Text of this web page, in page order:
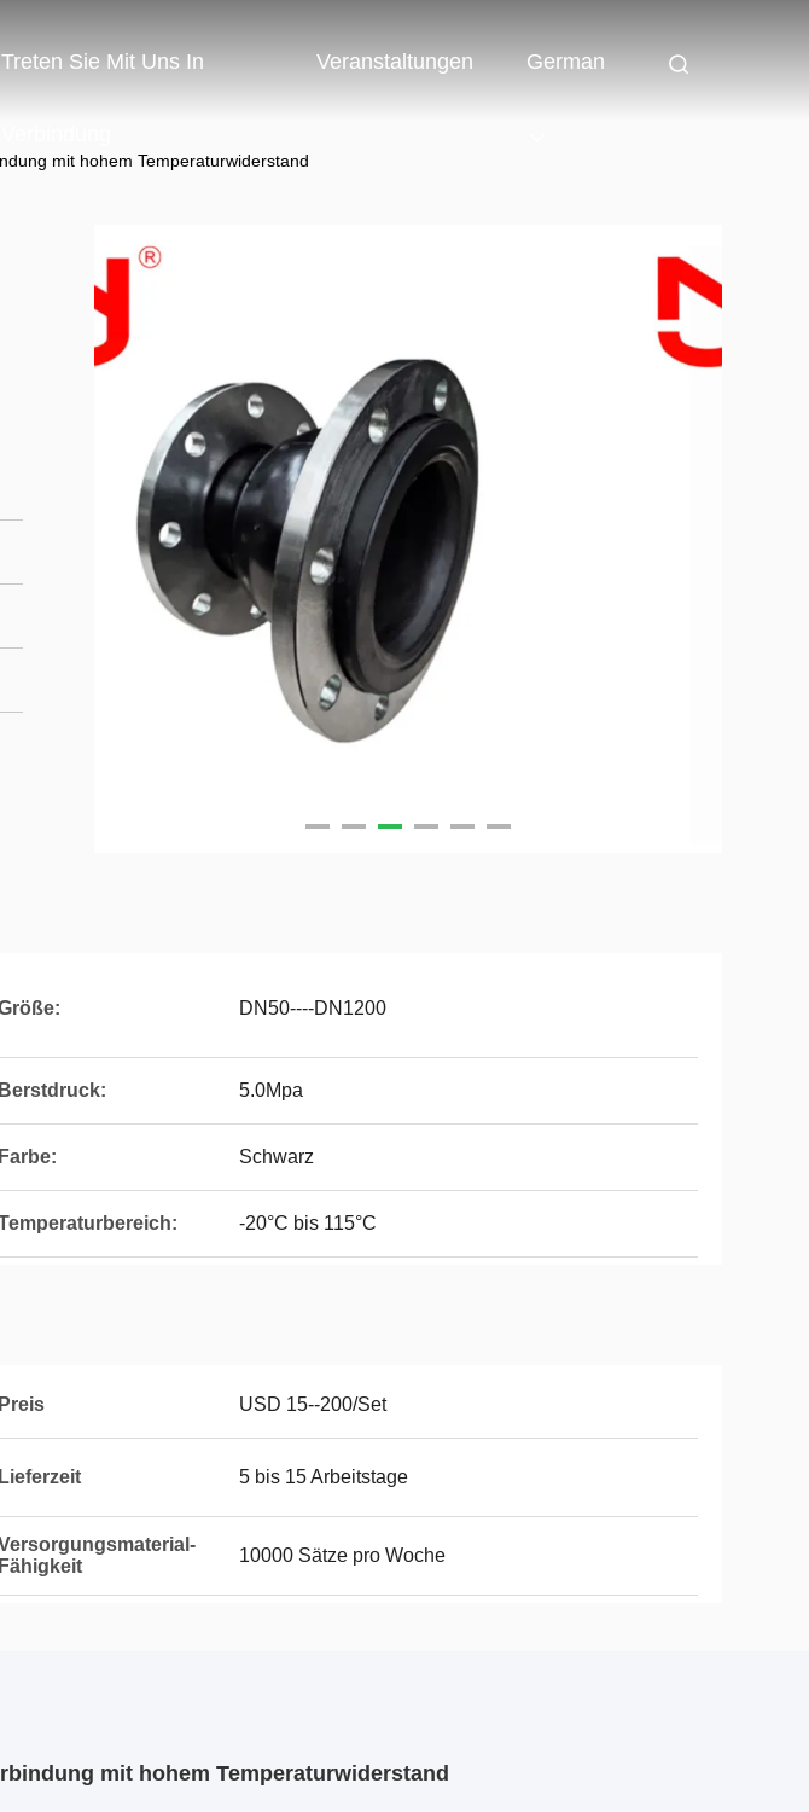
Treten Sie Mit Uns In Veranstaltungen German
mit hohem Temperaturwiderstand
DN50----DN1200
Berstdruck: 5.0Mpa
Farbe: Schwarz
-20°C bis 115°C
Preis USD 15--200/Set
Lieferzeit 5 bis 15 Arbeitstage
Fähigkeit
10000 Sätze pro Woche
mit hohem Temperaturwiderstand